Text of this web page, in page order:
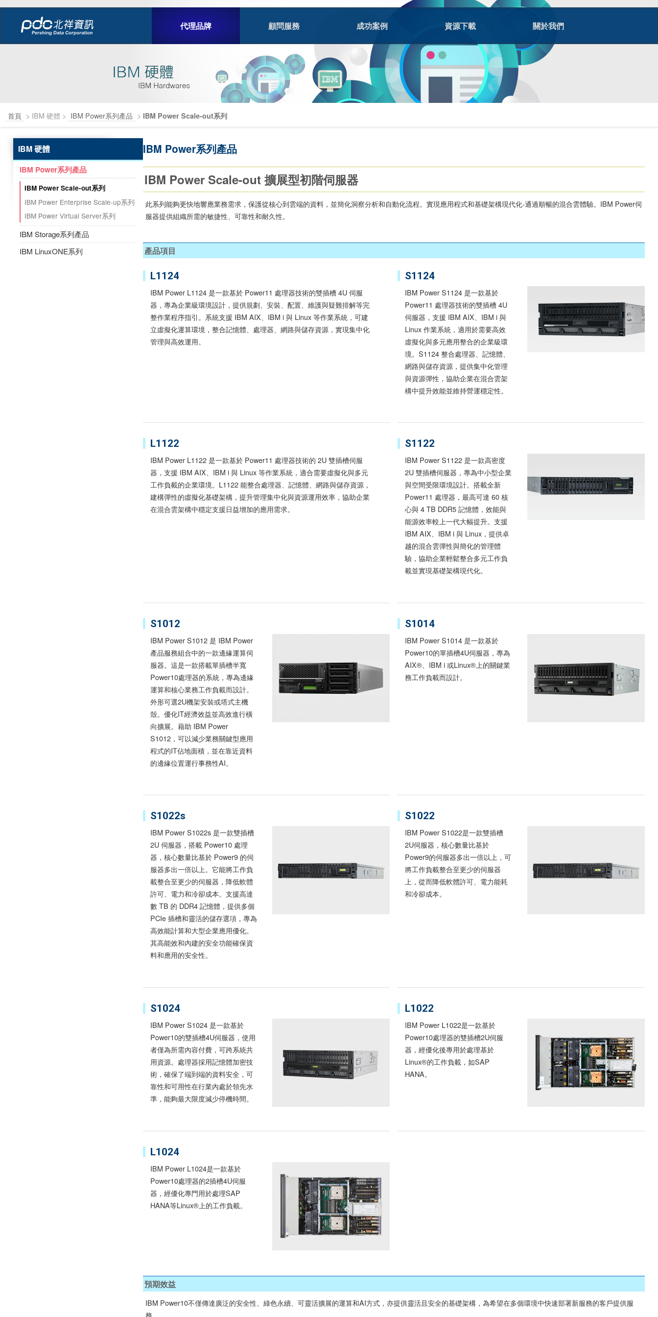
代理品牌 顧問服務 成功案例 資源下載 關於我們
首頁 > IBM 硬體 > IBM Power系列產品 > IBM Power Scale-out系列
IBM 硬體
IBM Power系列產品
IBM Power Scale-out系列
IBM Power Enterprise Scale-up系列
IBM Power Virtual Server系列
IBM Storage系列產品
IBM LinuxONE系列
IBM Power系列產品
IBM Power Scale-out 擴展型初階伺服器
此系列能夠更快地響應業務需求，保護從核心到雲端的資料，並簡化洞察分析和自動化流程。實現應用程式和基礎架構現代化-通過順暢的混合雲體驗。IBM Power伺
服器提供組織所需的敏捷性、可靠性和耐久性。
產品項目
L1124
IBM Power L1124 是一款基於 Power11 處理器技術的雙插槽 4U 伺服
器，專為企業級環境設計，提供規劃、安裝、配置、維護與疑難排解等完
整作業程序指引。系統支援 IBM AIX、IBM i 與 Linux 等作業系統，可建
立虛擬化運算環境，整合記憶體、處理器、網路與儲存資源，實現集中化
管理與高效運用。
S1124
IBM Power S1124 是一款基於
Power11 處理器技術的雙插槽 4U
伺服器，支援 IBM AIX、IBM i 與
Linux 作業系統，適用於需要高效
虛擬化與多元應用整合的企業級環
境。S1124 整合處理器、記憶體、
網路與儲存資源，提供集中化管理
與資源彈性，協助企業在混合雲架
構中提升效能並維持營運穩定性。
L1122
IBM Power L1122 是一款基於 Power11 處理器技術的 2U 雙插槽伺服
器，支援 IBM AIX、IBM i 與 Linux 等作業系統，適合需要虛擬化與多元
工作負載的企業環境。L1122 能整合處理器、記憶體、網路與儲存資源，
建構彈性的虛擬化基礎架構，提升管理集中化與資源運用效率，協助企業
在混合雲架構中穩定支援日益增加的應用需求。
S1122
IBM Power S1122 是一款高密度
2U 雙插槽伺服器，專為中小型企業
與空間受限環境設計。搭載全新
Power11 處理器，最高可達 60 核
心與 4 TB DDR5 記憶體，效能與
能源效率較上一代大幅提升。支援
IBM AIX、IBM i 與 Linux，提供卓
越的混合雲彈性與簡化的管理體
驗，協助企業輕鬆整合多元工作負
載並實現基礎架構現代化。
S1012
IBM Power S1012 是 IBM Power
產品服務組合中的一款邊緣運算伺
服器。這是一款搭載單插槽半寬
Power10處理器的系統，專為邊緣
運算和核心業務工作負載而設計。
外形可選2U機架安裝或塔式主機
殼。優化IT經濟效益並高效進行橫
向擴展。藉助 IBM Power
S1012，可以減少業務關鍵型應用
程式的IT佔地面積，並在靠近資料
的邊緣位置運行事務性AI。
S1014
IBM Power S1014 是一款基於
Power10的單插槽4U伺服器，專為
AIX®、IBM i 或Linux®上的關鍵業
務工作負載而設計。
S1022s
IBM Power S1022s 是一款雙插槽
2U 伺服器，搭載 Power10 處理
器，核心數量比基於 Power9 的伺
服器多出一倍以上。它能將工作負
載整合至更少的伺服器，降低軟體
許可、電力和冷卻成本。支援高達
數 TB 的 DDR4 記憶體，提供多個
PCIe 插槽和靈活的儲存選項，專為
高效能計算和大型企業應用優化。
其高能效和內建的安全功能確保資
料和應用的安全性。
S1022
IBM Power S1022是一款雙插槽
2U伺服器，核心數量比基於
Power9的伺服器多出一倍以上，可
將工作負載整合至更少的伺服器
上，從而降低軟體許可、電力能耗
和冷卻成本。
S1024
IBM Power S1024 是一款基於
Power10的雙插槽4U伺服器，使用
者僅為所需內容付費，可跨系統共
用資源。處理器採用記憶體加密技
術，確保了端到端的資料安全，可
靠性和可用性在行業內處於領先水
準，能夠最大限度減少停機時間。
L1022
IBM Power L1022是一款基於
Power10處理器的雙插槽2U伺服
器，經優化後專用於處理基於
Linux®的工作負載，如SAP
HANA。
L1024
IBM Power L1024是一款基於
Power10處理器的2插槽4U伺服
器，經優化專門用於處理SAP
HANA等Linux®上的工作負載。
預期效益
IBM Power10不僅傳達廣泛的安全性、綠色永續、可靈活擴展的運算和AI方式，亦提供靈活且安全的基礎架構，為希望在多個環境中快速部署新服務的客戶提供服
務。